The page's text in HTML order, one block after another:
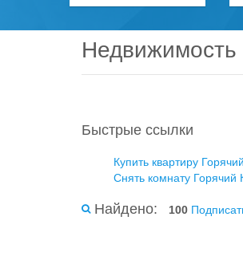
Недвижимость
Быстрые ссылки
Купить квартиру
Снять комнату Горячий
Найдено: 100